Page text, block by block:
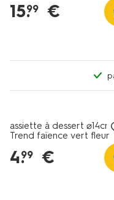
15.
99 €
assiette à dessert ⌀14cm
Trend faïence vert fleur
4.
99 €